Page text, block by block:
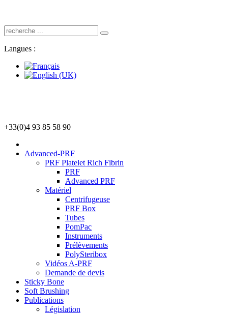
Langues :
+33(0)4 93 85 58 90
Advanced-PRF
PRF Platelet Rich Fibrin
PRF
Advanced PRF
Matériel
Centrifugeuse
PRF Box
Tubes
PomPac
Instruments
Prélèvements
PolySteribox
Vidéos A-PRF
Demande de devis
Sticky Bone
Soft Brushing
Publications
Législation